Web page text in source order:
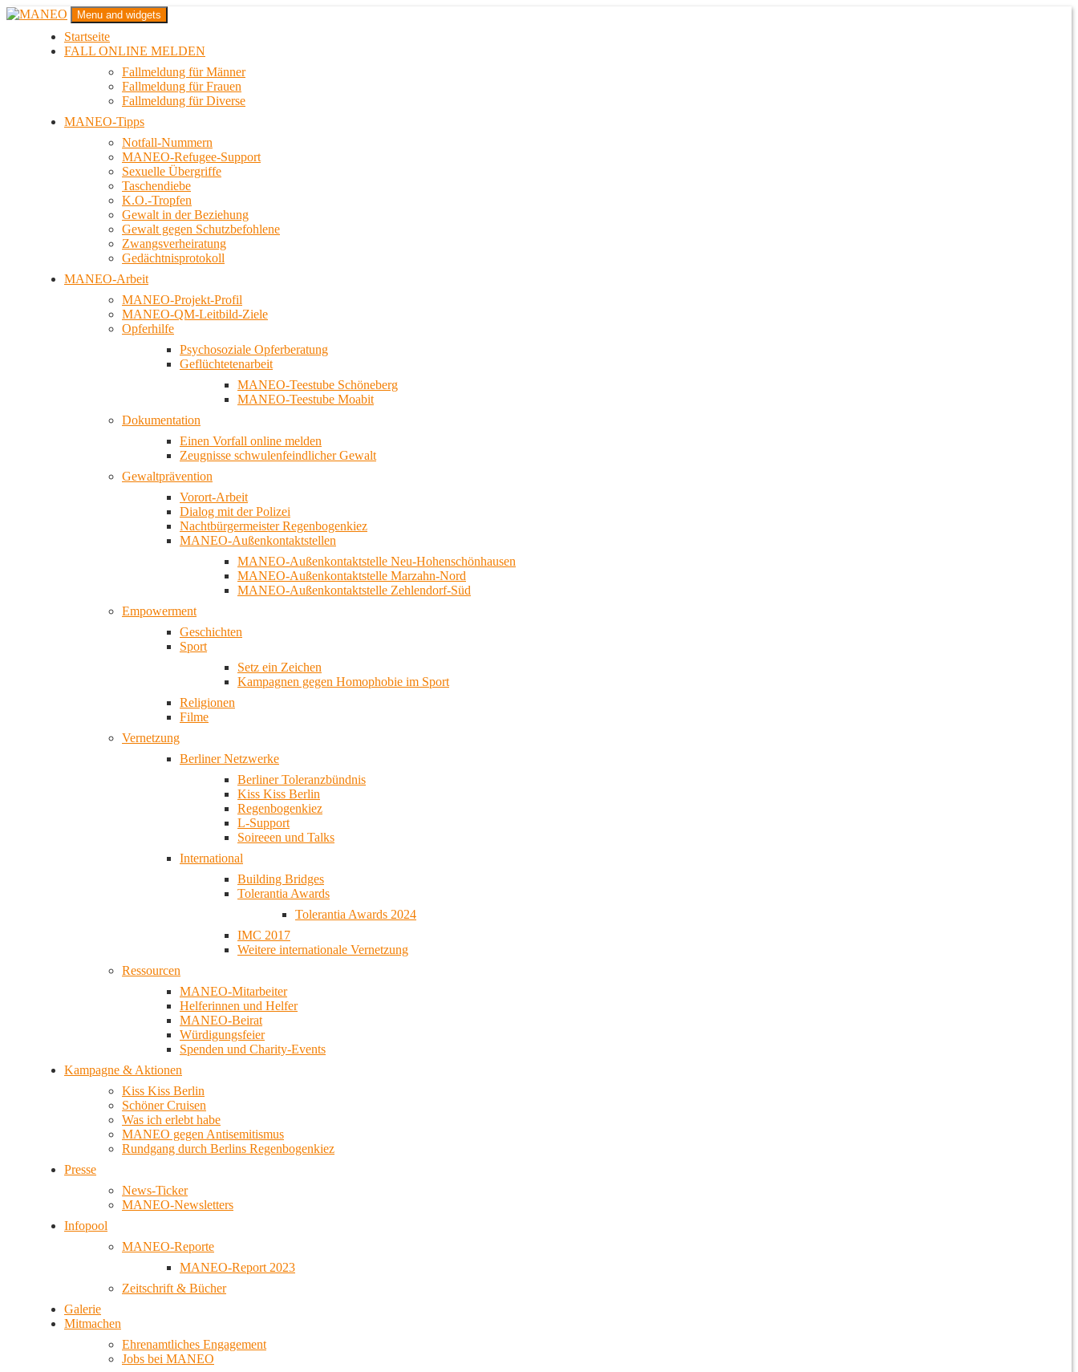
Zum
MANEO
Das schwule Anti-Gewalt-Projekt in Berlin
Menu and widgets
Startseite
FALL ONLINE MELDEN
Fallmeldung für Männer
Fallmeldung für Frauen
Fallmeldung für Diverse
MANEO-Tipps
Notfall-Nummern
MANEO-Refugee-Support
Sexuelle Übergriffe
Taschendiebe
K.O.-Tropfen
Gewalt in der Beziehung
Gewalt gegen Schutzbefohlene
Zwangsverheiratung
Gedächtnisprotokoll
MANEO-Arbeit
MANEO-Projekt-Profil
MANEO-QM-Leitbild-Ziele
Opferhilfe
Psychosoziale Opferberatung
Geflüchtetenarbeit
MANEO-Teestube Schöneberg
MANEO-Teestube Moabit
Dokumentation
Einen Vorfall online melden
Zeugnisse schwulenfeindlicher Gewalt
Gewaltprävention
Vorort-Arbeit
Dialog mit der Polizei
Nachtbürgermeister Regenbogenkiez
MANEO-Außenkontaktstellen
MANEO-Außenkontaktstelle Neu-Hohenschönhausen
MANEO-Außenkontaktstelle Marzahn-Nord
MANEO-Außenkontaktstelle Zehlendorf-Süd
Empowerment
Geschichten
Sport
Setz ein Zeichen
Kampagnen gegen Homophobie im Sport
Religionen
Filme
Vernetzung
Berliner Netzwerke
Berliner Toleranzbündnis
Kiss Kiss Berlin
Regenbogenkiez
L-Support
Soireeen und Talks
International
Building Bridges
Tolerantia Awards
Tolerantia Awards 2024
IMC 2017
Weitere internationale Vernetzung
Ressourcen
MANEO-Mitarbeiter
Helferinnen und Helfer
MANEO-Beirat
Würdigungsfeier
Spenden und Charity-Events
Kampagne & Aktionen
Kiss Kiss Berlin
Schöner Cruisen
Was ich erlebt habe
MANEO gegen Antisemitismus
Rundgang durch Berlins Regenbogenkiez
Presse
News-Ticker
MANEO-Newsletters
Infopool
MANEO-Reporte
MANEO-Report 2023
Zeitschrift & Bücher
Galerie
Mitmachen
Ehrenamtliches Engagement
Jobs bei MANEO